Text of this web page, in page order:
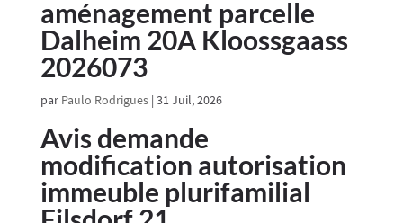
aménagement parcelle
Dalheim 20A Kloossgaass
2026073
par Paulo Rodrigues| 31 Juil, 2026
Avis demande
modification autorisation
immeuble plurifamilial